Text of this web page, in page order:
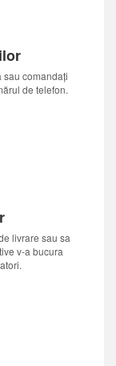
comandați
de telefon.
livrare sau sa
v-a bucura